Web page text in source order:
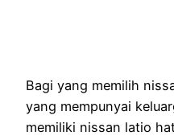
Bagi yang memilih
yang mempunyai
memiliki nissan latio